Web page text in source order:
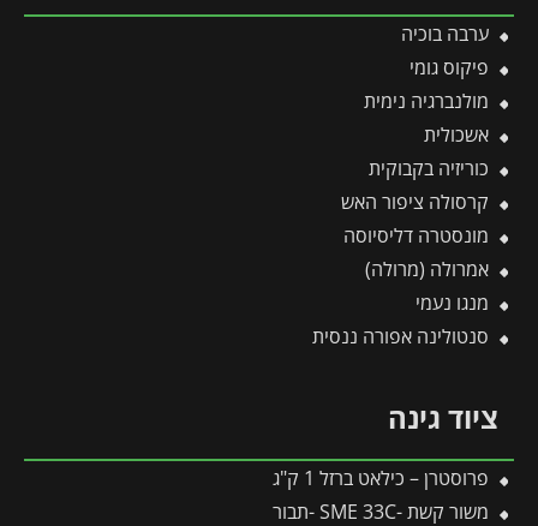
ערבה בוכיה
פיקוס גומי
מולנברגיה נימית
אשכולית
כוריזיה בקבוקית
קרסולה ציפור האש
מונסטרה דליסיוסה
אמרולה (מרולה)
מנגו נעמי
סנטולינה אפורה ננסית
ציוד גינה
פרוסטרן – כילאט ברזל 1 ק"ג
משור קשת -SME 33C -תבור